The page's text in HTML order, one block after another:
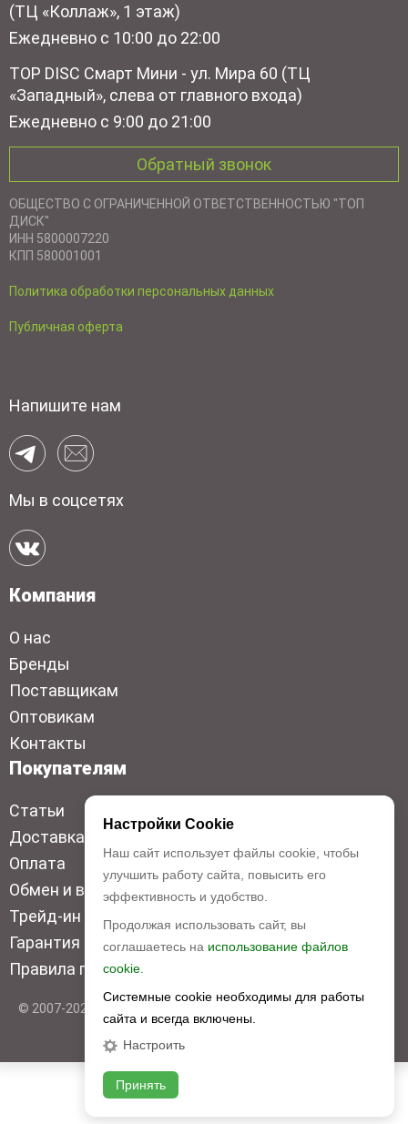
(ТЦ «Коллаж», 1 этаж)
Ежедневно с 10:00 до 22:00
TOP DISC Смарт Мини - ул. Мира 60 (ТЦ
«Западный», слева от главного входа)
Ежедневно с 9:00 до 21:00
Обратный звонок
ОБЩЕСТВО С ОГРАНИЧЕННОЙ ОТВЕТСТВЕННОСТЬЮ "ТОП
ДИСК"
ИНН 5800007220
КПП 580001001
Политика обработки персональных данных
Публичная оферта
Напишите нам
Мы в соцсетях
Компания
О нас
Бренды
Поставщикам
Оптовикам
Контакты
Покупателям
Статьи
Доставка
Оплата
Обмен и возврат
Трейд-ин
Гарантия низкой цены
Правила продажи
© 2007-2026 Top Disc. Все права защищены
Настройки Cookie
Наш сайт использует файлы cookie, чтобы
улучшить работу сайта, повысить его
эффективность и удобство.
Продолжая использовать сайт, вы
соглашаетесь на использование файлов
cookie.
Системные cookie необходимы для работы
сайта и всегда включены.
Настроить
Принять